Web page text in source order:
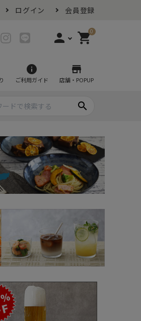
ログイン 会員登録
person
ログイン
0
shopping_cart
耐熱皿・その他食器
- グラタン皿
- 耐熱皿
- スフレ・ココット
- 茶碗蒸し
ブランドで探す
- 人気シリーズ
- オリジナル食器
ット
info
ご利用ガイド
store
店舗・POPUP
search